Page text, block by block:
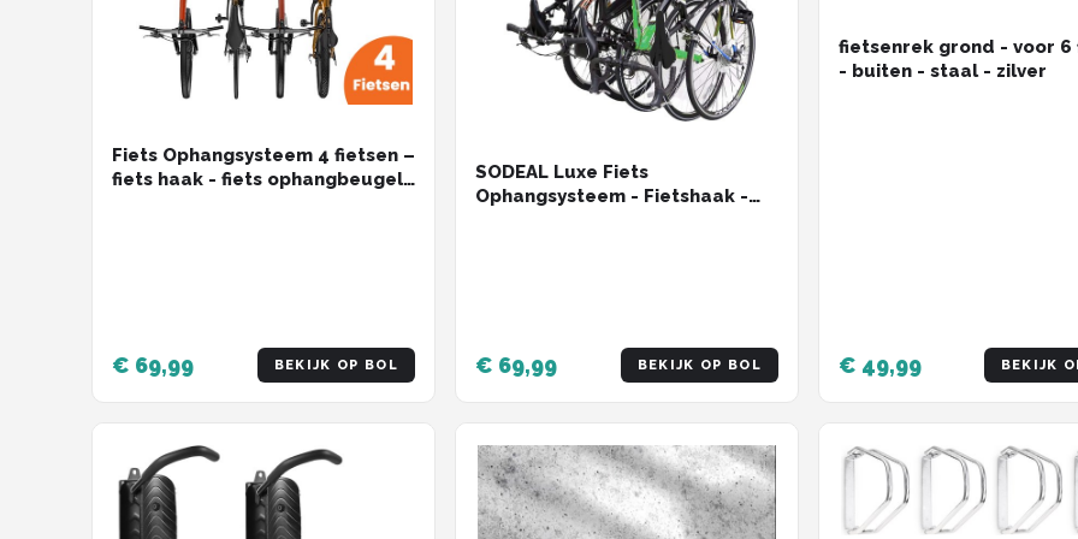
Fiets Ophangsysteem 4 fietsen –
fiets haak - fiets ophangbeugel
€ 69,99 BEKIJK OP BOL
SODEAL Luxe Fiets
Ophangsysteem - Fietshaak -
€ 69,99 BEKIJK OP BOL
fietsenrek grond - voor 6
- buiten - staal - zilver
€ 49,99 BEKIJK